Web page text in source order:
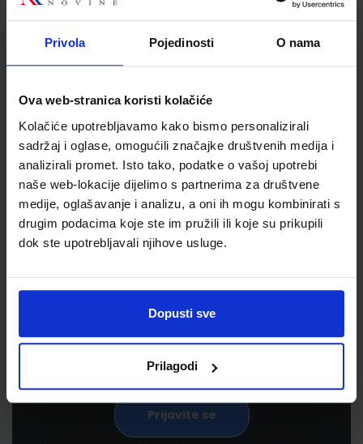
Privola Pojedinosti O nama
Ova web-stranica koristi kolačiće
Kolačiće upotrebljavamo kako bismo personalizirali
sadržaj i oglase, omogućili značajke društvenih medija i
analizirali promet. Isto tako, podatke o vašoj upotrebi
naše web-lokacije dijelimo s partnerima za društvene
medije, oglašavanje i analizu, a oni ih mogu kombinirati s
drugim podacima koje ste im pružili ili koje su prikupili
dok ste upotrebljavali njihove usluge.
Dopusti sve
Prilagodi
Šifra proizvoda
Newsletter prijava
Prijavite se kako bi primali informacije o novim
proizvodima i uslugama, akcijama i drugim
pogodnostima